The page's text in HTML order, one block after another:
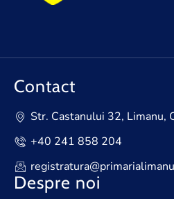
Contact
Str. Castanului 32, Limanu,
+40 241 858 204
Despre noi